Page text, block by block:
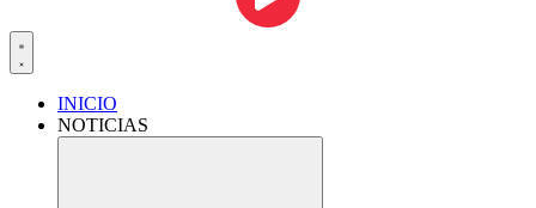
INICIO
NOTICIAS